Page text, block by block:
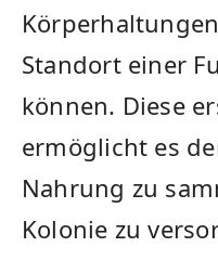
Standort einer
können. Diese
ermöglicht es
Nahrung zu
Kolonie zu